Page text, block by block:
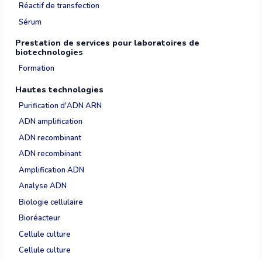
Réactif de transfection
Sérum
Prestation de services pour laboratoires de
biotechnologies
Formation
Hautes technologies
Purification d'ADN ARN
ADN amplification
ADN recombinant
ADN recombinant
Amplification ADN
Analyse ADN
Biologie cellulaire
Bioréacteur
Cellule culture
Cellule culture